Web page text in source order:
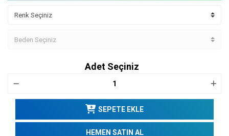
Adet Seçiniz
SEPETE EKLE
HEMEN SATIN AL